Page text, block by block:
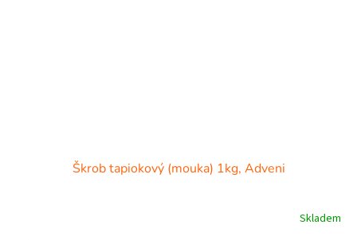
Škrob tapiokový (mouka) 1kg, Adveni
Skladem